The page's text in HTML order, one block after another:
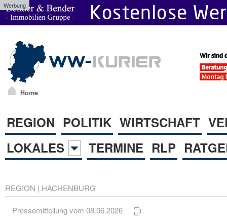
Werbung
Home
REGION POLITIK WIRTSCHAFT
LOKALES
TERMINE RLP
REGION | HACHENBURG
Pressemitteilung vom 08.06.2026